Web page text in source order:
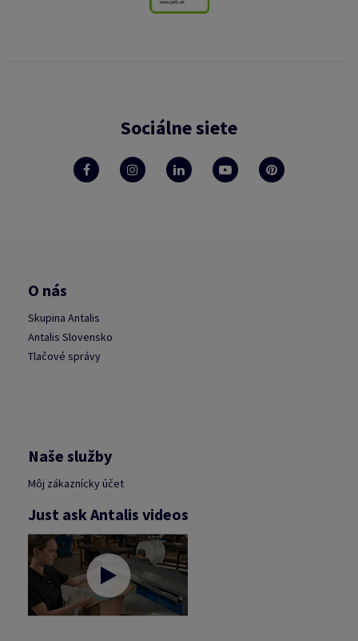
Sociálne siete
O nás
Skupina Antalis
Antalis Slovensko
Tlačové správy
Naše služby
Môj zákaznícky účet
Just ask Antalis videos